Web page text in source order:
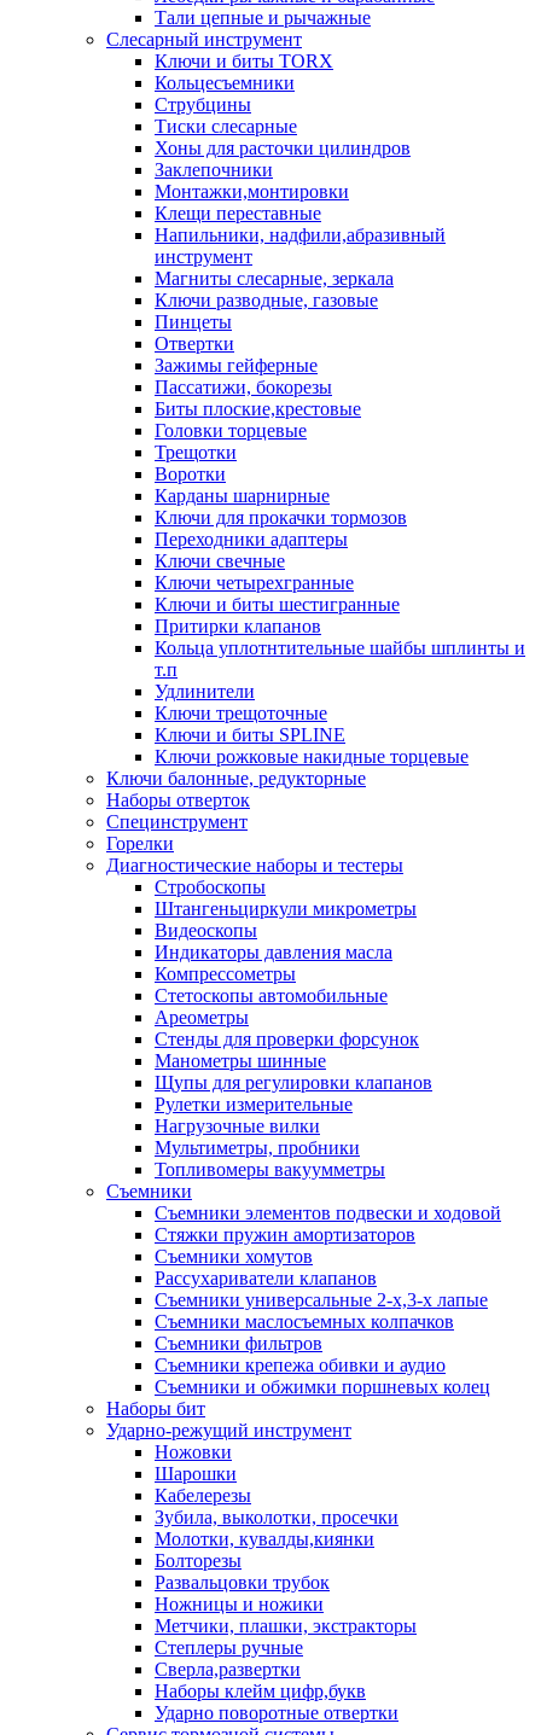
Тали цепные и рычажные
Слесарный инструмент
Ключи и биты TORX
Кольцесъемники
Струбцины
Тиски слесарные
Хоны для расточки цилиндров
Заклепочники
Монтажки,монтировки
Клещи переставные
Напильники, надфили,абразивный
инструмент
Магниты слесарные, зеркала
Ключи разводные, газовые
Пинцеты
Отвертки
Зажимы гейферные
Пассатижи, бокорезы
Биты плоские,крестовые
Головки торцевые
Трещотки
Воротки
Карданы шарнирные
Ключи для прокачки тормозов
Переходники адаптеры
Ключи свечные
Ключи четырехгранные
Ключи и биты шестигранные
Притирки клапанов
Кольца уплотнтительные шайбы шплинты и
т.п
Удлинители
Ключи трещоточные
Ключи и биты SPLINE
Ключи рожковые накидные торцевые
Ключи балонные, редукторные
Наборы отверток
Специнструмент
Горелки
Диагностические наборы и тестеры
Стробоскопы
Штангеньциркули микрометры
Видеоскопы
Индикаторы давления масла
Компрессометры
Стетоскопы автомобильные
Ареометры
Стенды для проверки форсунок
Манометры шинные
Щупы для регулировки клапанов
Рулетки измерительные
Нагрузочные вилки
Мультиметры, пробники
Топливомеры вакуумметры
Съемники
Съемники элементов подвески и ходовой
Стяжки пружин амортизаторов
Съемники хомутов
Рассухариватели клапанов
Съемники универсальные 2-х,3-х лапые
Съемники маслосъемных колпачков
Съемники фильтров
Съемники крепежа обивки и аудио
Съемники и обжимки поршневых колец
Наборы бит
Ударно-режущий инструмент
Ножовки
Шарошки
Кабелерезы
Зубила, выколотки, просечки
Молотки, кувалды,киянки
Болторезы
Развальцовки трубок
Ножницы и ножики
Метчики, плашки, экстракторы
Степлеры ручные
Сверла,развертки
Наборы клейм цифр,букв
Ударно поворотные отвертки